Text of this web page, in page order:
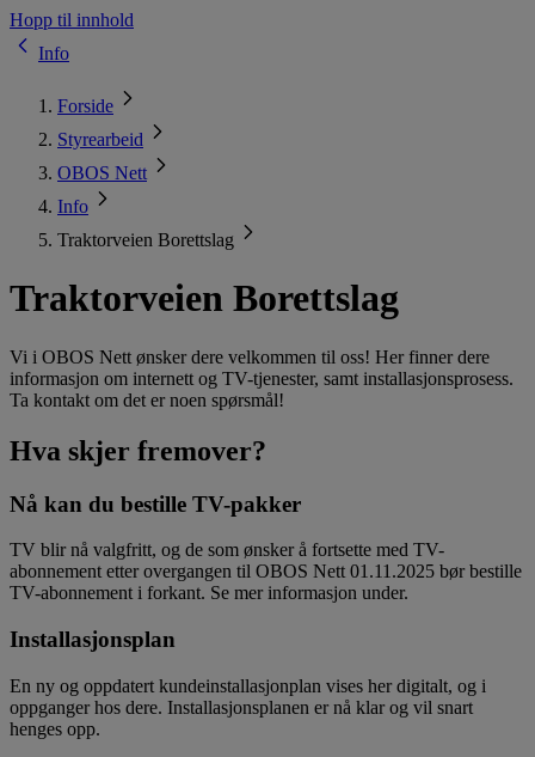
Hopp til innhold
Info
Forside
Styrearbeid
OBOS Nett
Info
Traktorveien Borettslag
Traktorveien Borettslag
Vi i OBOS Nett ønsker dere velkommen til oss! Her finner dere
informasjon om internett og TV-tjenester, samt installasjonsprosess.
Ta kontakt om det er noen spørsmål!
Hva skjer fremover?
Nå kan du bestille TV-pakker
TV blir nå valgfritt, og de som ønsker å fortsette med TV-
abonnement etter overgangen til OBOS Nett 01.11.2025 bør bestille
TV-abonnement i forkant. Se mer informasjon under.
Installasjonsplan
En ny og oppdatert kundeinstallasjonplan vises her digitalt, og i
oppganger hos dere. Installasjonsplanen er nå klar og vil snart
henges opp.